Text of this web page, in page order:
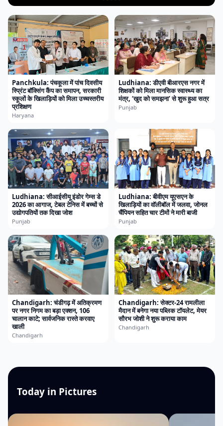
Panchkula: पंचकूला में पांच दिवसीय
स्प्रिंट बॉक्सिंग कैंप का समापन, सरकारी
स्कूलों के खिलाड़ियों को मिला उच्चस्तरीय
प्रशिक्षण
Haryana
Ludhiana: डीएवी बीआरएस नगर में
शिक्षकों को मिला मानसिक स्वास्थ्य का
मंत्र, ‘खुद को समझना’ से शुरू हुआ सत्र
Punjab
Ludhiana: सीआईसीयू इंडोर गेम्स डे
2026 का आगाज, टेबल टेनिस में बच्चों से
उद्योगपतियों तक दिखा जोश
Punjab
Ludhiana: बीवीएम यूएसएन के
खिलाड़ियों का वॉलीबॉल में जलवा, जोनल
चैंपियन सहित चार टीमों ने मारी बाजी
Punjab
Chandigarh: चंडीगढ़ में अतिक्रमण
पर नगर निगम का बड़ा एक्शन, 106
चालान काटे; सार्वजनिक रास्ते करवाए
खाली
Chandigarh
Chandigarh: सेक्टर-24 रामलीला
मैदान में बनेगा नया पब्लिक टॉयलेट, मेयर
सौरभ जोशी ने शुरू कराया काम
Chandigarh
Today in Pictures